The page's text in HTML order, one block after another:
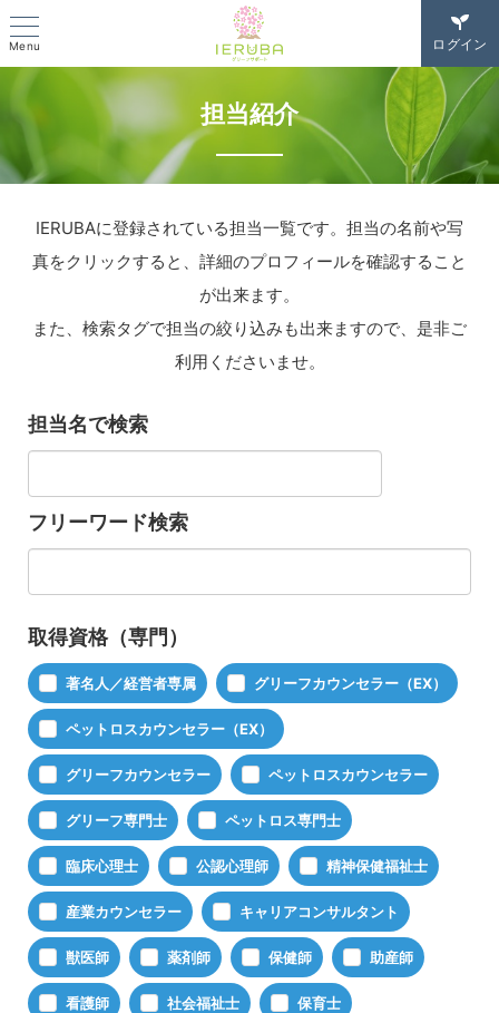
Menu ログイン
担当紹介
IERUBAに登録されている担当一覧です。担当の名前や写
真をクリックすると、詳細のプロフィールを確認すること
が出来ます。
また、検索タグで担当の絞り込みも出来ますので、是非ご
利用くださいませ。
担当名で検索
フリーワード検索
取得資格（専門）
著名人／経営者専属 グリーフカウンセラー（EX）
ペットロスカウンセラー（EX）
グリーフカウンセラー ペットロスカウンセラー
グリーフ専門士 ペットロス専門士
臨床心理士 公認心理師 精神保健福祉士
産業カウンセラー キャリアコンサルタント
獣医師 薬剤師 保健師 助産師
看護師 社会福祉士 保育士